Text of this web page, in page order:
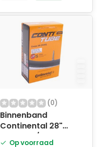
(0)
Binnenband
Continental 28"
Cross 32/47-622 -
Op voorraad